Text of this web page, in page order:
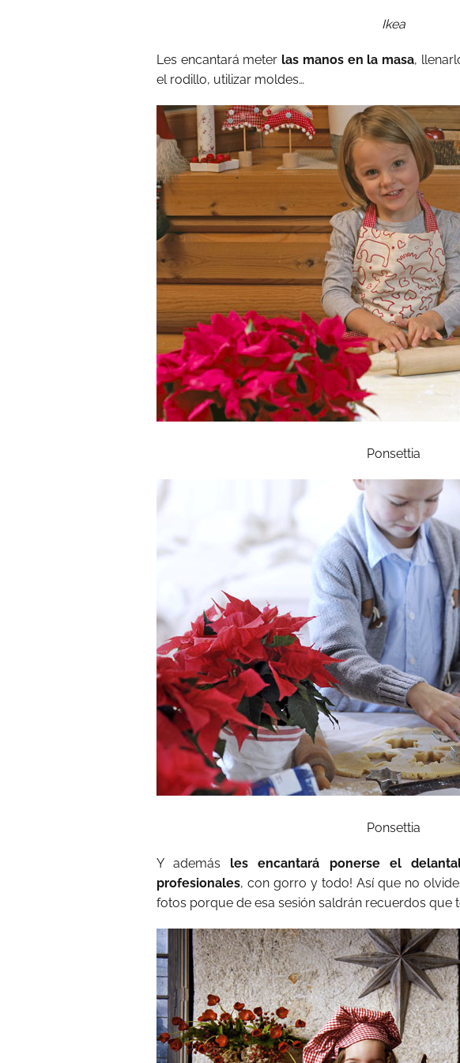
Ikea
Les encantará meter las manos en la masa,
el rodillo, utilizar moldes…
Ponsettia
Ponsettia
Y además les encantará ponerse el
profesionales, con gorro y todo! Así que no
fotos porque de esa sesión saldrán recuerdos que